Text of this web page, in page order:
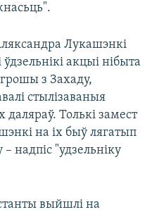
Лукашэнкі
акцыі нібыта
з Захаду,
стылізаваныя
Толькі замест
на іх быў лягатып
надпіс "удзельніку
выйшлі на